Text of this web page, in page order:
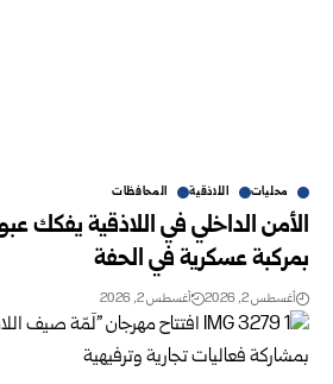
محليات اللاذقية المحافظات
الأمن الداخلي في اللاذقية يفكك
بمركبة عسكرية في الحفة
أغسطس 2, 2026 أغسطس 2, 2026